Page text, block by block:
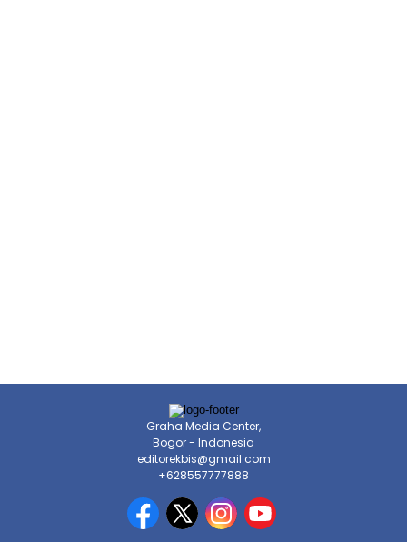
Graha Media Center,
Bogor - Indonesia
editorekbis@gmail.com
+628557777888